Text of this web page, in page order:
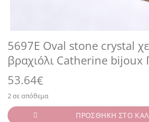
5697E Oval stone crystal
βραχιόλι Catherine bijoux
53.64€
2 σε απόθεμα
ΠΡΟΣΘΗΚΗ ΣΤΟ